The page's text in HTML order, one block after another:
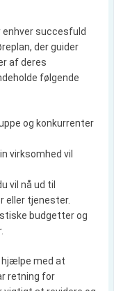
enhver succesfuld
der guider
af deres
følgende
og konkurrenter
virksomhed vil
vil nå ud til
eller tjenester.
budgetter og
hjælpe med at
retning for